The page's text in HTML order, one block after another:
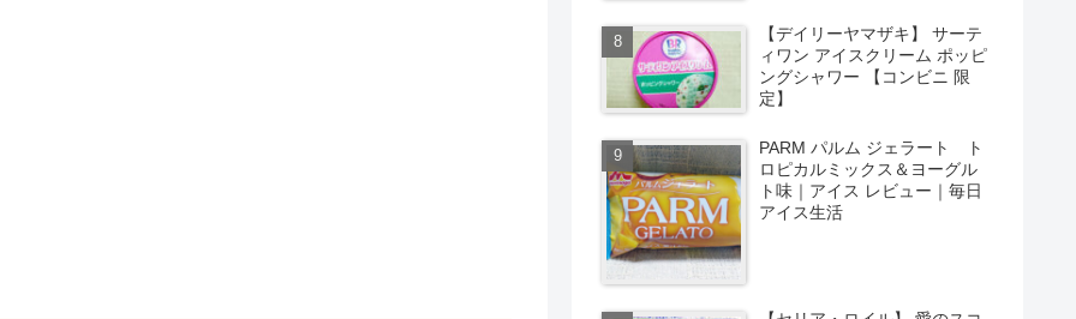
【デイリーヤマザキ】 サーテ
ィワン アイスクリーム ポッピ
ングシャワー 【コンビニ 限
定】
PARM パルム ジェラート ト
ロピカルミックス＆ヨーグル
ト味｜アイス レビュー｜毎日
アイス生活